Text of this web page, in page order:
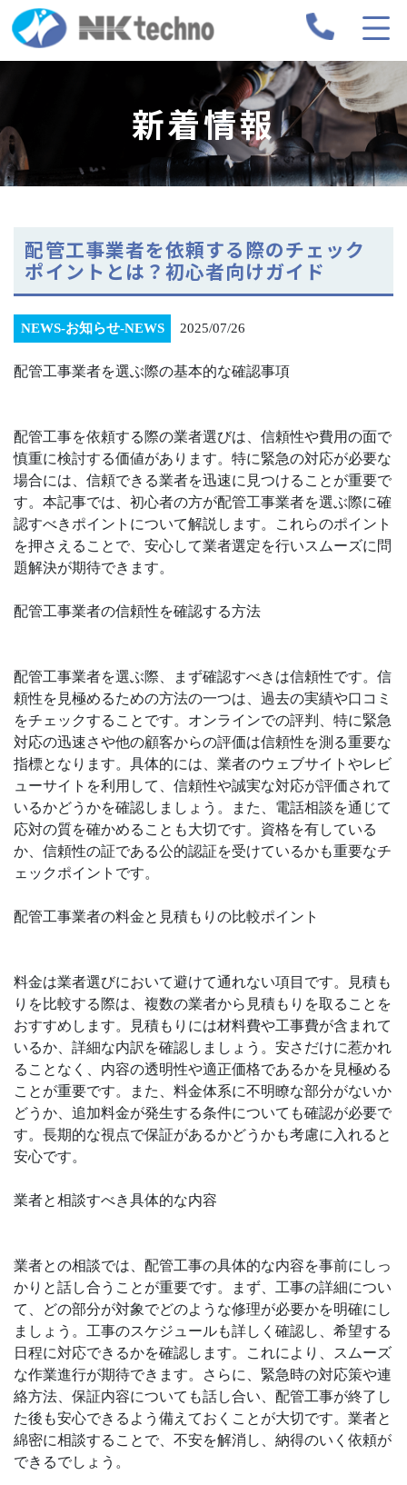
新着情報
配管工事業者を依頼する際のチェック
ポイントとは？初心者向けガイド
NEWS-お知らせ-NEWS 2025/07/26
配管工事業者を選ぶ際の基本的な確認事項
配管工事を依頼する際の業者選びは、信頼性や費用の面で
慎重に検討する価値があります。特に緊急の対応が必要な
場合には、信頼できる業者を迅速に見つけることが重要で
す。本記事では、初心者の方が配管工事業者を選ぶ際に確
認すべきポイントについて解説します。これらのポイント
を押さえることで、安心して業者選定を行いスムーズに問
題解決が期待できます。
配管工事業者の信頼性を確認する方法
配管工事業者を選ぶ際、まず確認すべきは信頼性です。信
頼性を見極めるための方法の一つは、過去の実績や口コミ
をチェックすることです。オンラインでの評判、特に緊急
対応の迅速さや他の顧客からの評価は信頼性を測る重要な
指標となります。具体的には、業者のウェブサイトやレビ
ューサイトを利用して、信頼性や誠実な対応が評価されて
いるかどうかを確認しましょう。また、電話相談を通じて
応対の質を確かめることも大切です。資格を有している
か、信頼性の証である公的認証を受けているかも重要なチ
ェックポイントです。
配管工事業者の料金と見積もりの比較ポイント
料金は業者選びにおいて避けて通れない項目です。見積も
りを比較する際は、複数の業者から見積もりを取ることを
おすすめします。見積もりには材料費や工事費が含まれて
いるか、詳細な内訳を確認しましょう。安さだけに惹かれ
ることなく、内容の透明性や適正価格であるかを見極める
ことが重要です。また、料金体系に不明瞭な部分がないか
どうか、追加料金が発生する条件についても確認が必要で
す。長期的な視点で保証があるかどうかも考慮に入れると
安心です。
業者と相談すべき具体的な内容
業者との相談では、配管工事の具体的な内容を事前にしっ
かりと話し合うことが重要です。まず、工事の詳細につい
て、どの部分が対象でどのような修理が必要かを明確にし
ましょう。工事のスケジュールも詳しく確認し、希望する
日程に対応できるかを確認します。これにより、スムーズ
な作業進行が期待できます。さらに、緊急時の対応策や連
絡方法、保証内容についても話し合い、配管工事が終了し
た後も安心できるよう備えておくことが大切です。業者と
綿密に相談することで、不安を解消し、納得のいく依頼が
できるでしょう。